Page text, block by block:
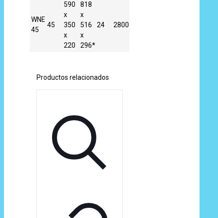
WNE
45
45
590
x
350
x
220
818
x
516
x
296*
24 2800
Productos relacionados